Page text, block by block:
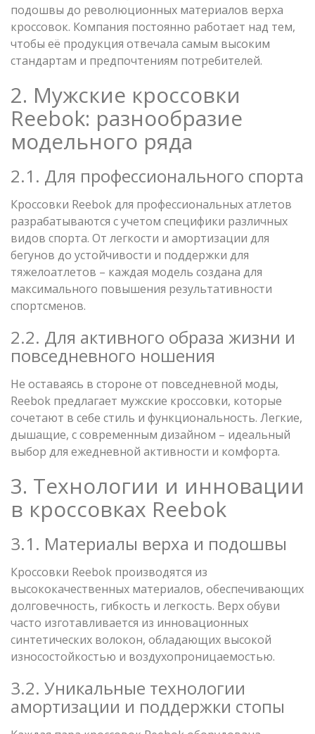
подошвы до революционных материалов верха
кроссовок. Компания постоянно работает над тем,
чтобы её продукция отвечала самым высоким
стандартам и предпочтениям потребителей.
2. Мужские кроссовки
Reebok: разнообразие
модельного ряда
2.1. Для профессионального спорта
Кроссовки Reebok для профессиональных атлетов
разрабатываются с учетом специфики различных
видов спорта. От легкости и амортизации для
бегунов до устойчивости и поддержки для
тяжелоатлетов – каждая модель создана для
максимального повышения результативности
спортсменов.
2.2. Для активного образа жизни и
повседневного ношения
Не оставаясь в стороне от повседневной моды,
Reebok предлагает мужские кроссовки, которые
сочетают в себе стиль и функциональность. Легкие,
дышащие, с современным дизайном – идеальный
выбор для ежедневной активности и комфорта.
3. Технологии и инновации
в кроссовках Reebok
3.1. Материалы верха и подошвы
Кроссовки Reebok производятся из
высококачественных материалов, обеспечивающих
долговечность, гибкость и легкость. Верх обуви
часто изготавливается из инновационных
синтетических волокон, обладающих высокой
износостойкостью и воздухопроницаемостью.
3.2. Уникальные технологии
амортизации и поддержки стопы